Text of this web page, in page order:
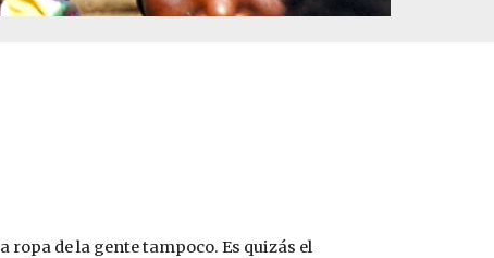
de la gente tampoco. Es quizás el